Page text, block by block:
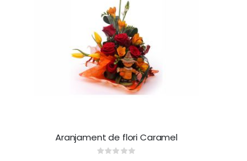
Aranjament de flori Caramel
Rating: